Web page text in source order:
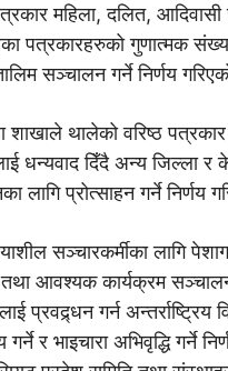
महिला, दलित,
पत्रकारहरुको गुणात्मक
सञ्चालन गर्ने निर्णय
शाखाले थालेको वरिष्ठ
धन्यवाद दिँदै अन्य जिल्ला र
लागि प्रोत्साहन गर्ने निर्णय
सञ्चारकर्मीका लागि
तथा आवश्यक कार्यक्रम
प्रवद्र्धन गर्न अन्तर्राष्ट्रिय
र भाइचारा अभिवृद्धि गर्ने